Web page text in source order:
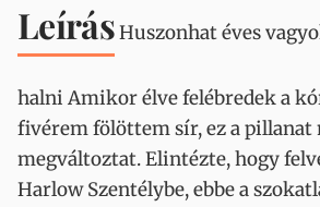
LeírásHuszonhat éves
halni Amikor élve felébredek a
fivérem fölöttem sír, ez a
megváltoztat. Elintézte, hogy
Harlow Szentélybe, ebbe a